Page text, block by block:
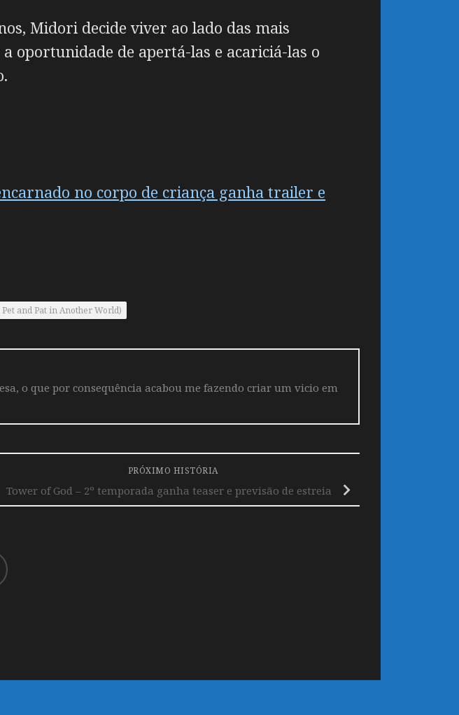
Midori decide viver ao lado das mais
oportunidade de apertá-las e acariciá-las o
no corpo de criança ganha trailer e
and Pat in Another World)
o que por consequência acabou me fazendo criar um vicio em
PRÓXIMO HISTÓRIA
Tower of God – 2º temporada ganha teaser e previsão de estreia